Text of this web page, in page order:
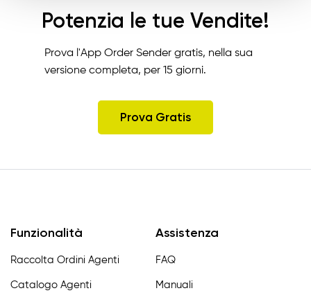
Potenzia le tue Vendite!
Prova l'App Order Sender gratis, nella sua
versione completa, per 15 giorni.
Prova Gratis
Funzionalità
Raccolta Ordini Agenti
Catalogo Agenti
Assistenza
FAQ
Manuali